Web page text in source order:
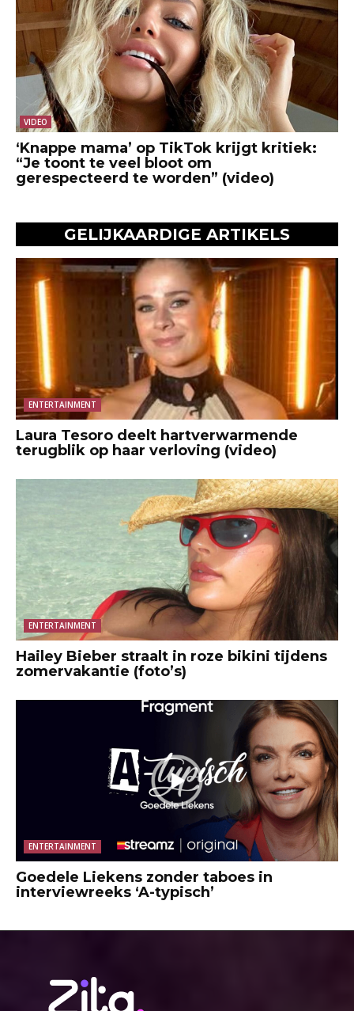
VIDEO
‘Knappe mama’ op TikTok krijgt kritiek:
“Je toont te veel bloot om
gerespecteerd te worden” (video)
GELIJKAARDIGE ARTIKELS
ENTERTAINMENT
Laura Tesoro deelt hartverwarmende
terugblik op haar verloving (video)
ENTERTAINMENT
Hailey Bieber straalt in roze bikini tijdens
zomervakantie (foto’s)
ENTERTAINMENT
Goedele Liekens zonder taboes in
interviewreeks ‘A-typisch’